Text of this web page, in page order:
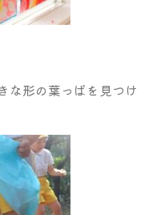
な形の葉っぱを見つけ